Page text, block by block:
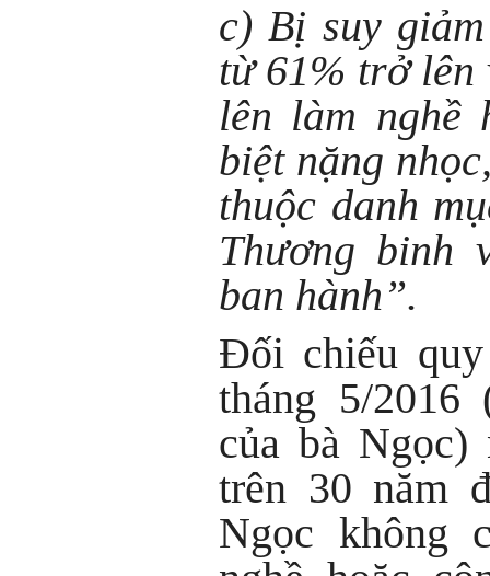
c) Bị suy
từ 61% trở lên
lên làm nghề
biệt nặng
thuộc danh
Thương binh
ban hành”.
Đối chiếu
tháng 5/
của bà
trên 30 năm
Ngọc không